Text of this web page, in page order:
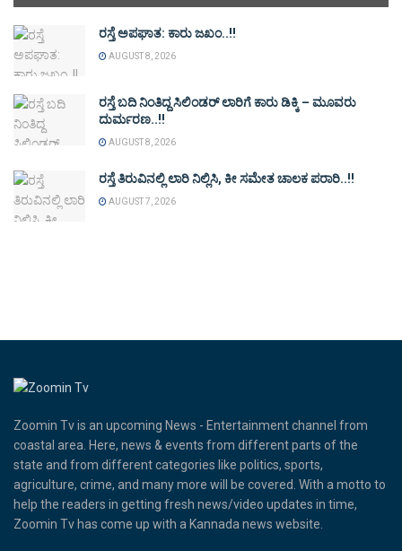
ರಸ್ತೆ ಅಪಘಾತ: ಕಾರು ಜಖಂ..!!
AUGUST 8, 2026
ರಸ್ತೆ ಬದಿ ನಿಂತಿದ್ದ ಸಿಲಿಂಡರ್ ಲಾರಿಗೆ ಕಾರು ಡಿಕ್ಕಿ – ಮೂವರು
ದುರ್ಮರಣ..!!
AUGUST 8, 2026
ರಸ್ತೆ ತಿರುವಿನಲ್ಲಿ ಲಾರಿ ನಿಲ್ಲಿಸಿ, ಕೀ ಸಮೇತ ಚಾಲಕ ಪರಾರಿ..!!
AUGUST 7, 2026
Zoomin Tv is an upcoming News - Entertainment channel from
coastal area. Here, news & events from different parts of the
state and from different categories like politics, sports,
agriculture, crime, and many more will be covered. With a motto to
help the readers in getting fresh news/video updates in time,
Zoomin Tv has come up with a Kannada news website.